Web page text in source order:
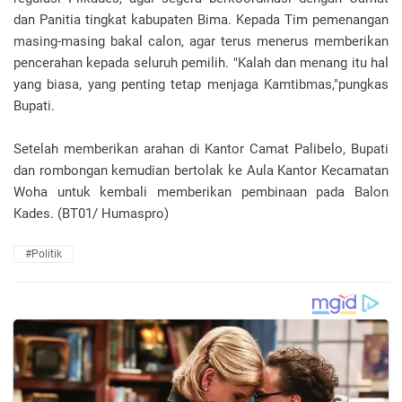
dan Panitia tingkat kabupaten Bima. Kepada Tim pemenangan
masing-masing bakal calon, agar terus menerus memberikan
pencerahan kepada seluruh pemilih. "Kalah dan menang itu hal
yang biasa, yang penting tetap menjaga Kamtibmas,"pungkas
Bupati.
Setelah memberikan arahan di Kantor Camat Palibelo, Bupati
dan rombongan kemudian bertolak ke Aula Kantor Kecamatan
Woha untuk kembali memberikan pembinaan pada Balon
Kades. (BT01/ Humaspro)
#Politik